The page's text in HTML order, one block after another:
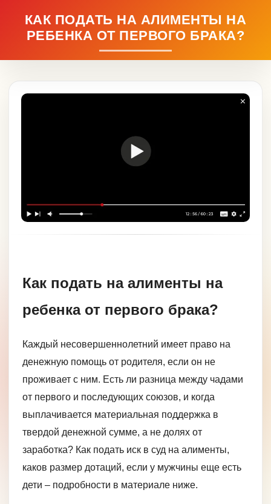
КАК ПОДАТЬ НА АЛИМЕНТЫ НА
РЕБЕНКА ОТ ПЕРВОГО БРАКА?
Как подать на алименты на
ребенка от первого брака?
Каждый несовершеннолетний имеет право на
денежную помощь от родителя, если он не
проживает с ним. Есть ли разница между чадами
от первого и последующих союзов, и когда
выплачивается материальная поддержка в
твердой денежной сумме, а не долях от
заработка? Как подать иск в суд на алименты,
каков размер дотаций, если у мужчины еще есть
дети – подробности в материале ниже.